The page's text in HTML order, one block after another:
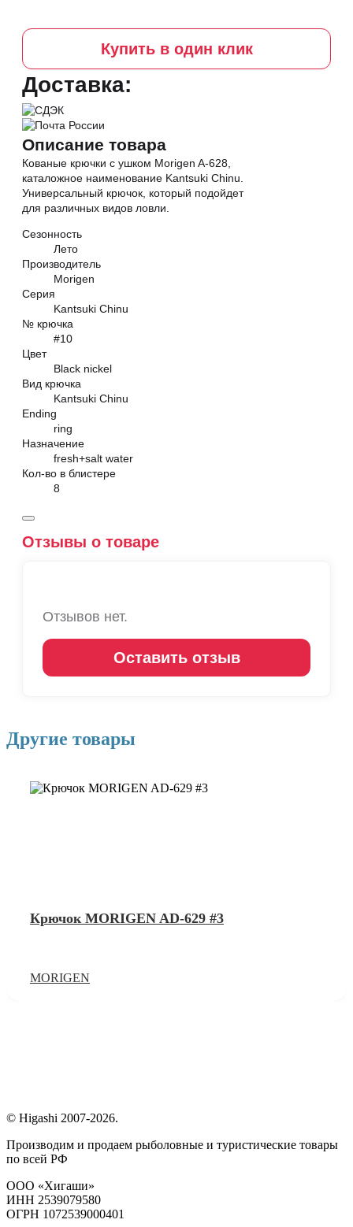
Купить в один клик
Доставка:
Описание товара
Кованые крючки с ушком Morigen A-628,
каталожное наименование Kantsuki Chinu.
Универсальный крючок, который подойдет
для различных видов ловли.
Сезонность
Лето
Производитель
Morigen
Серия
Kantsuki Chinu
№ крючка
#10
Цвет
Black nickel
Вид крючка
Kantsuki Chinu
Ending
ring
Назначение
fresh+salt water
Кол-во в блистере
8
Отзывы о товаре
Отзывов нет.
Оставить отзыв
Другие товары
Крючок MORIGEN AD-629 #3
MORIGEN
© Higashi 2007-2026.
Производим и продаем рыболовные и туристические товары
по всей РФ
ООО «Хигаши»
ИНН 2539079580
ОГРН 1072539000401